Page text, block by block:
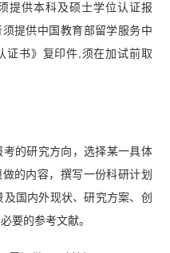
提供本科及硕士学位认证报
提供中国教育部留学服务中
证书》复印件,须在加试前取
考的研究方向，选择某一具体
的内容，撰写一份科研计划
国内外现状、研究方案、创
要的参考文献。